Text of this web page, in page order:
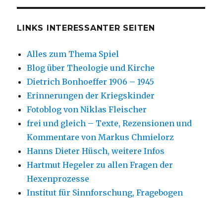
LINKS INTERESSANTER SEITEN
Alles zum Thema Spiel
Blog über Theologie und Kirche
Dietrich Bonhoeffer 1906 – 1945
Erinnerungen der Kriegskinder
Fotoblog von Niklas Fleischer
frei und gleich – Texte, Rezensionen und
Kommentare von Markus Chmielorz
Hanns Dieter Hüsch, weitere Infos
Hartmut Hegeler zu allen Fragen der
Hexenprozesse
Institut für Sinnforschung, Fragebogen